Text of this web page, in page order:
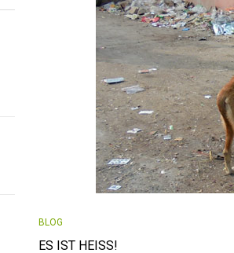
BLOG
ES IST HEISS!